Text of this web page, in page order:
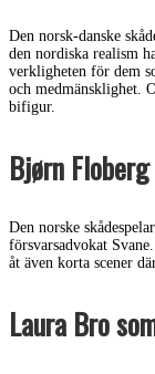
Den norsk-danske
den nordiska realism
verkligheten för dem
och medmänsklighet.
bifigur.
Bjørn
Den norske
försvarsadvokat
åt även korta scener
Laura Bro